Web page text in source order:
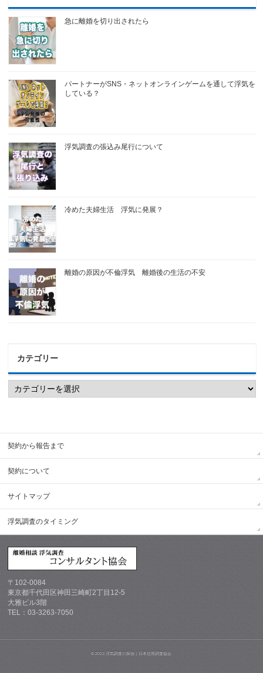
急に離婚を切り出されたら
パートナーがSNS・ネットオンラインゲームを通して浮気を
している？
浮気調査の張込み尾行について
冷めた夫婦生活 浮気に発展？
離婚の原因が不倫浮気 離婚後の生活の不安
カテゴリー
契約から報告まで
契約について
サイトマップ
浮気調査のタイミング
〒102-0084
東京都千代田区神田三崎町2丁目12-5
大雅ビル3階
TEL：03-3263-7050
© 2013 浮気調査の探偵｜日本信用調査協会